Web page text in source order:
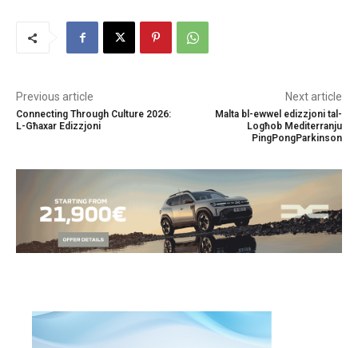
Previous article
Connecting Through Culture 2026:
L-Għaxar Edizzjoni
Next article
Malta bl-ewwel edizzjoni tal-
Logħob Mediterranju
PingPongParkinson